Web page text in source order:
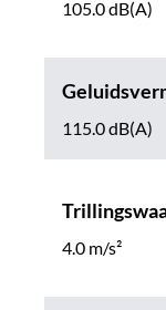
105.0 dB(A)
115.0 dB(A)
4.0 m/s²